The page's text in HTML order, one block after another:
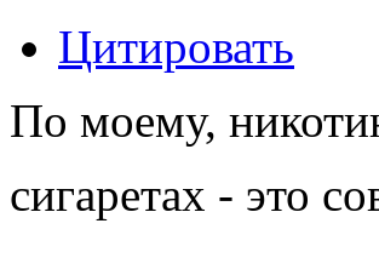
Цитировать
По моему,
сигаретах - это